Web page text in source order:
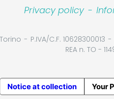
Privacy policy -
P.IVA/C.F. 10628300013
REA n. TO -
Notice at collection Your